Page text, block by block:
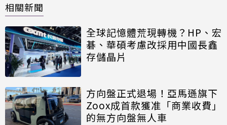
相關新聞
全球記憶體荒現轉機？HP、宏
碁、華碩考慮改採用中國長鑫
存儲晶片
方向盤正式退場！亞馬遜旗下
Zoox成首款獲准「商業收費」
的無方向盤無人車